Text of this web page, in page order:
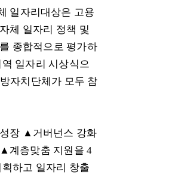
일자리대상은 고용
체 일자리 정책 및
종합적으로 평가하
일자리 시상식으
자치단체가 모두 참
장 ▲ 거버넌스 강화
▲계층맞춤 지원을4
하고 일자리 창출